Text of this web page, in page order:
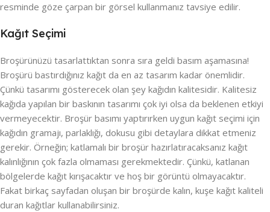
resminde göze çarpan bir görsel kullanmanız tavsiye edilir.
Kağıt Seçimi
Broşürünüzü tasarlattıktan sonra sıra geldi basım aşamasına!
Broşürü bastırdığınız kağıt da en az tasarım kadar önemlidir.
Çünkü tasarımı gösterecek olan şey kağıdın kalitesidir. Kalitesiz
kağıda yapılan bir baskının tasarımı çok iyi olsa da beklenen etkiyi
vermeyecektir. Broşür basımı yaptırırken uygun kağıt seçimi için
kağıdın gramajı, parlaklığı, dokusu gibi detaylara dikkat etmeniz
gerekir. Örneğin; katlamalı bir broşür hazırlatıracaksanız kağıt
kalınlığının çok fazla olmaması gerekmektedir. Çünkü, katlanan
bölgelerde kağıt kırışacaktır ve hoş bir görüntü olmayacaktır.
Fakat birkaç sayfadan oluşan bir broşürde kalın, kuşe kağıt kaliteli
duran kağıtlar kullanabilirsiniz.